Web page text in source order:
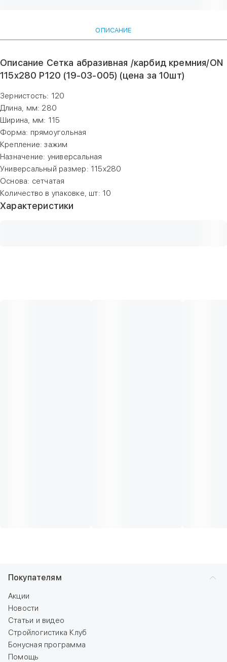
ОПИСАНИЕ
Описание Сетка абразивная /карбид кремния/ON
115х280 Р120 (19-03-005) (цена за 10шт)
Зернистость: 120
Длина, мм: 280
Ширина, мм: 115
Форма: прямоугольная
Крепление: зажим
Назначение: универсальная
Универсальный размер: 115х280
Основа: сетчатая
Количество в упаковке, шт: 10
Характеристики
Покупателям
Акции
Новости
Статьи и видео
Стройлогистика Клуб
Бонусная программа
Помощь